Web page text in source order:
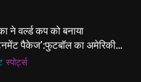
विमेंस टीम टी-20 वर्ल्ड कप का
मैच हारी:इंग्लैंड ने 5 रन से हराया;
की फिफ्टी बेकार
‎स्पोर्ट्स
ने वर्ल्ड कप को बनाया
पैकेज’:फुटबॉल का अमेरिकी
कई मेगा कॉन्सर्ट; मशहूर हस्तियों
‎स्पोर्ट्स